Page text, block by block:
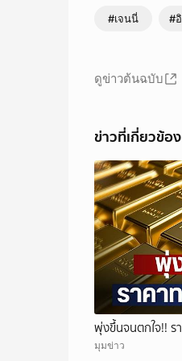
#เจนนี่ #
ดูข่าวต้นฉบับ
ข่าวที่เกี่ยวข้อง
พุ่งขึ้นจนตกใจ!!
มุมข่าว